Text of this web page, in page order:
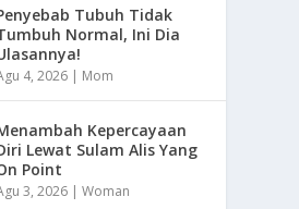
Tubuh Tidak
Normal, Ini Dia
4, 2026 | Mom
Kepercayaan
Lewat Sulam Alis Yang
Point
3, 2026 |Woman